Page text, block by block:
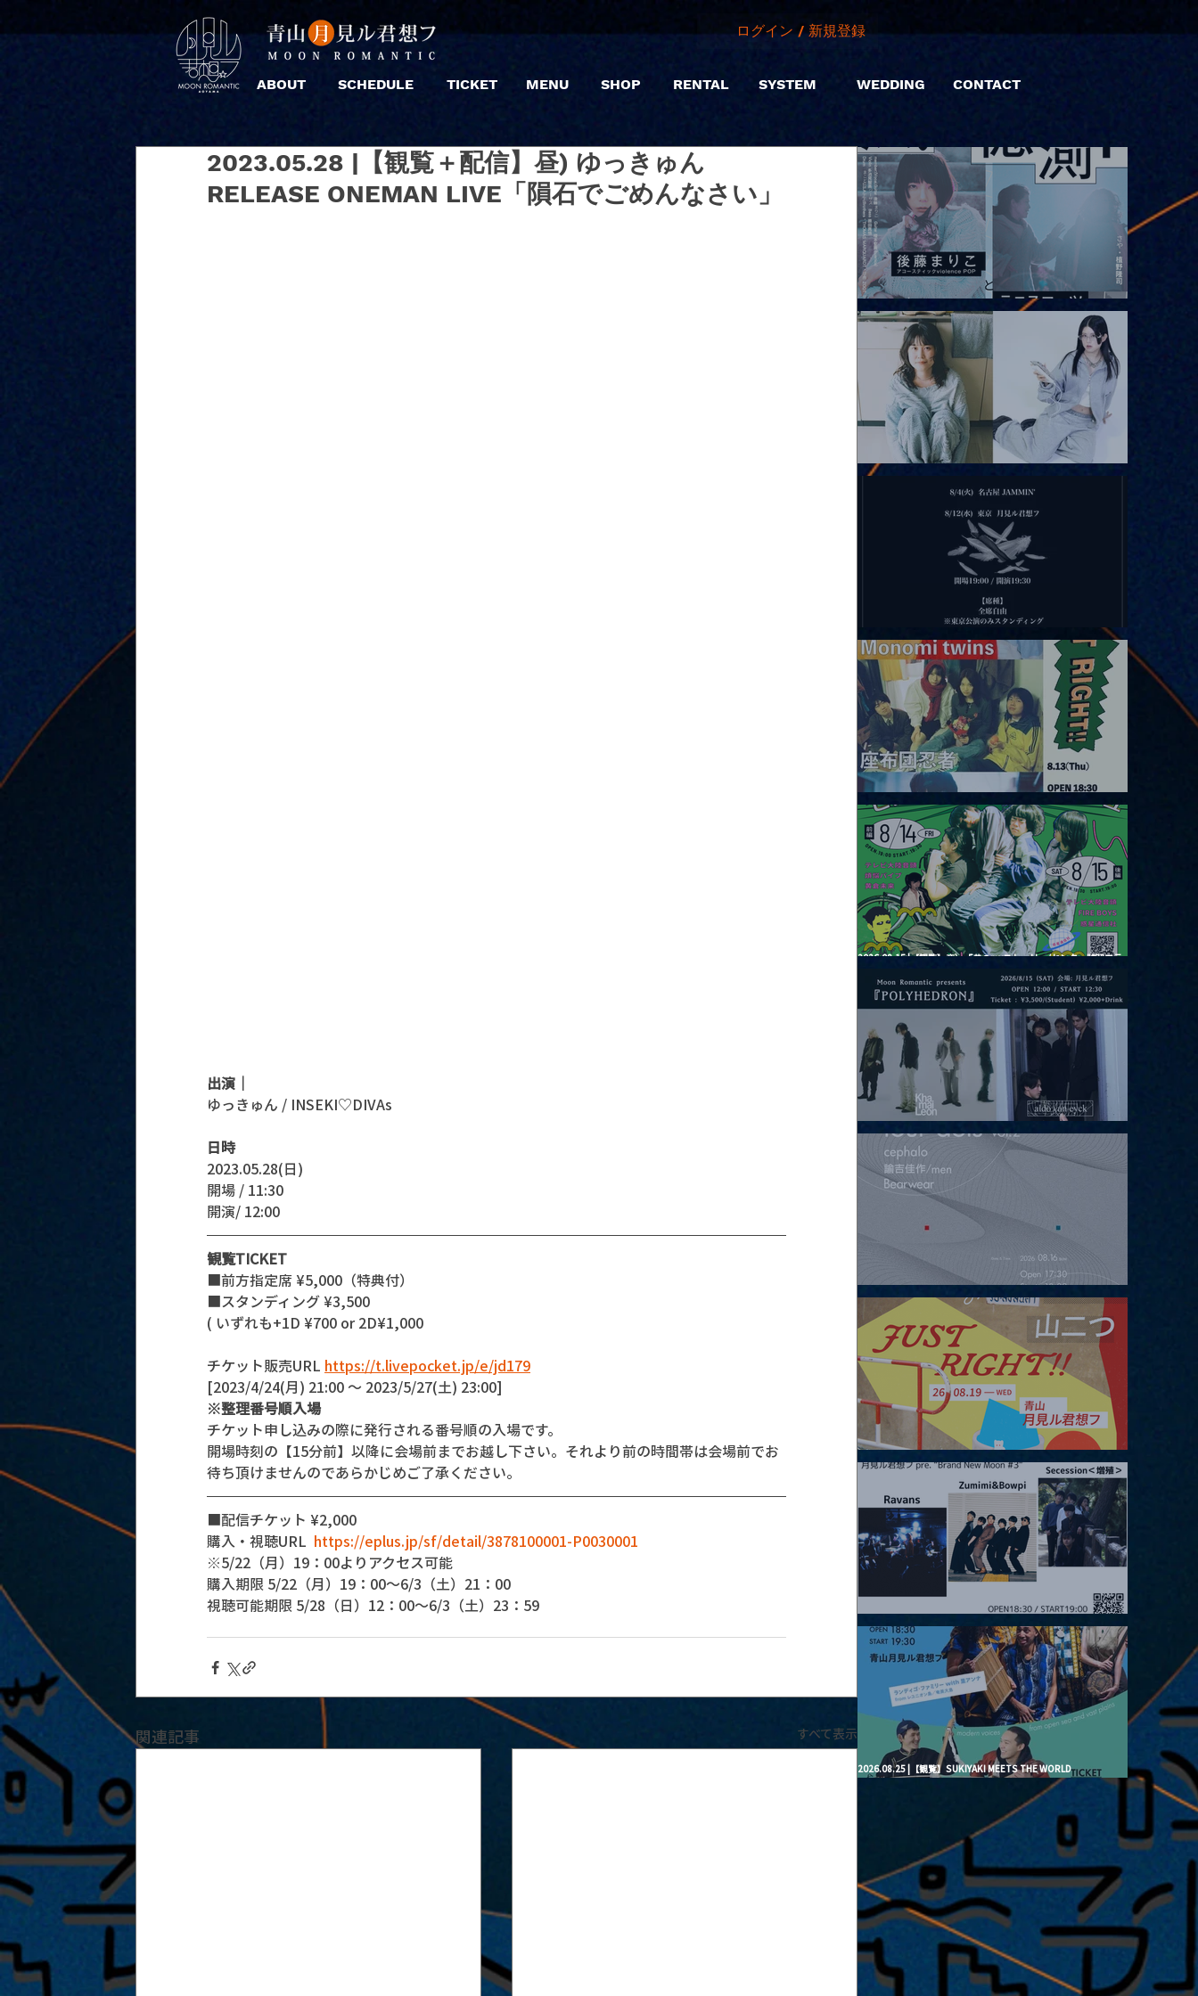
ABOUT SCHEDULE TICKET MENU SHOP
ログイン / 新規登録
RENTAL SYSTEM WEDDING CONTACT
2023.05.28 |【観覧＋配信】昼) ゆっきゅん
RELEASE ONEMAN LIVE「隕石でごめんなさい」
出演｜
ゆっきゅん / INSEKI♡DIVAs
日時
2023.05.28(日)
開場 / 11:30
開演/ 12:00
観覧TICKET
■前方指定席 ¥5,000（特典付）
■スタンディング ¥3,500
( いずれも+1D ¥700 or 2D¥1,000
チケット販売URL https://t.livepocket.jp/e/jd179
[2023/4/24(月) 21:00 〜 2023/5/27(土) 23:00]
※整理番号順入場
チケット申し込みの際に発行される番号順の入場です。
開場時刻の【15分前】以降に会場前までお越し下さい。それより前の時間帯は会場前でお
待ち頂けませんのであらかじめご了承ください。
■配信チケット ¥2,000
購入・視聴URL https://eplus.jp/sf/detail/3878100001-P0030001
※5/22（月）19：00よりアクセス可能
購入期限 5/22（月）19：00～6/3（土）21：00
視聴可能期限 5/28（日）12：00～6/3（土）23：59
関連記事 すべて表示
2026.08.10 |【観覧】「巷のmyストーリー/風の憶測1～後藤まりこ
アコースティックviolence POPとテニスコーツ」
2026.08.12 |【観覧】田澤孝介 ソロワンマン 「Ballad Box 2026」
2026.08.13 |【観覧】JUST RIGHT!! vol.26
2026.08.15 |【観覧】夜）『巷のmyストーリー/センター"訳"フラ
2026.08.15 |【観覧】昼）月見ルpre.『POLYHEDRON』
2026.08.16 |【観覧】夜）four dots vol.2
2026.08.19 |【観覧】JUST RIGHT!! vol.27
2026.08.20 |【観覧】月見ル君想フpre. “Brand New Moon #3”
2026.08.25 |【観覧】SUKIYAKI MEETS THE WORLD
presentsLINDIGO FAMILY with ANNA SATO, ODUCHU modern